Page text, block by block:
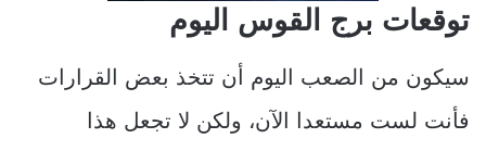
توقعات برج القوس اليوم
سيكون من الصعب اليوم أن تتخذ بعض القرارات
فأنت لست مستعدا الآن، ولكن لا تجعل هذا